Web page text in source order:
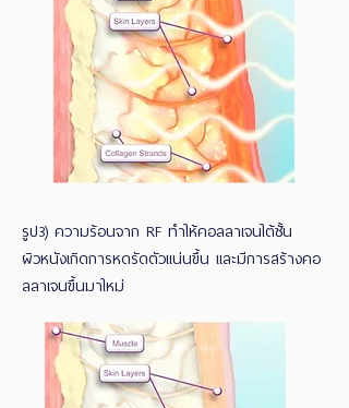
รูป3) ความร้อนจาก RF ทำให้คอลลาเจนใต้ชั้น
ผิวหนังเกิดการหดรัดตัวแน่นขึ้น และมีการสร้างคอ
ลลาเจนขึ้นมาใหม่